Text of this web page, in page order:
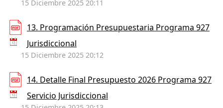
15 Diciembre 2025 20:11
13. Programación Presupuestaria Programa 927
Jurisdiccional
15 Diciembre 2025 20:12
14. Detalle Final Presupuesto 2026 Programa 927
Servicio Jurisdiccional